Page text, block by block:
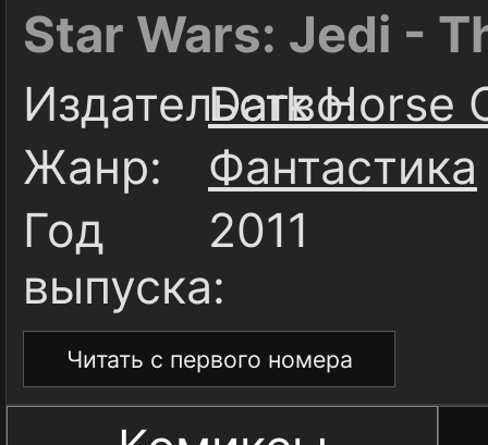
Star Wars: Jedi -
Издательство:
Dark Horse
Жанр:
Фантастика
Год
выпуска:
2011
Читать с первого номера